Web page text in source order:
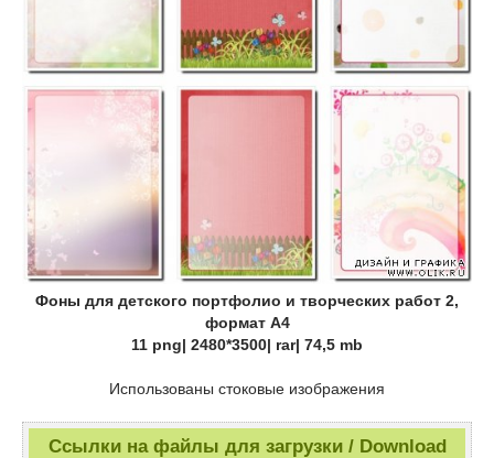
Фоны для детского портфолио и творческих работ 2,
формат А4
11 png| 2480*3500| rar| 74,5 mb
Использованы стоковые изображения
Ссылки на файлы для загрузки / Download